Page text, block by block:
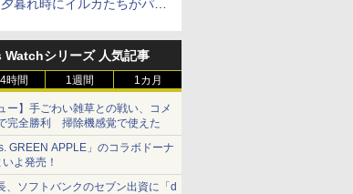
夕暮れ時にイルカたちがパフ
Watchシリーズ 人気記事
時間 1週間 1カ月
ー】手ごわい雑草との戦い、コメ
完全勝利 掃除機感覚で使えた
GREEN APPLE」のコラボドーナ
よ発売！
、ソフトバンクのセブン出資に「d